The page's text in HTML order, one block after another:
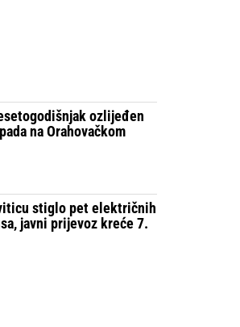
ozlijeđen
na Orahovačkom
stiglo pet električnih
javni prijevoz kreće 7.